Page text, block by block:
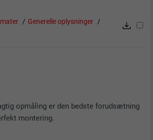
Generelle oplysninger
opmåling er den bedste forudsætning
montering.